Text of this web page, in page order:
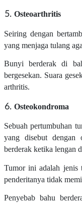
Osteoarthritis
Seiring dengan
yang menjaga tulang
Bunyi berderak di
bergesekan. Suara
arthritis.
Osteokondroma
Sebuah pertumbuhan
yang disebut dengan
berderak ketika lengan
Tumor ini adalah jenis
penderitanya tidak
Penyebab bahu